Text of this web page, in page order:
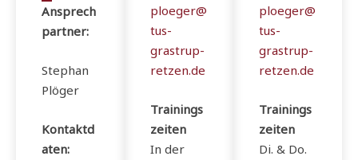
Ansprech
partner:
Stephan
Plöger
Kontaktd
aten:
ploeger@
tus-
grastrup-
retzen.de
Trainings
zeiten
In der
ploeger@
tus-
grastrup-
retzen.de
Trainings
zeiten
Di. & Do.